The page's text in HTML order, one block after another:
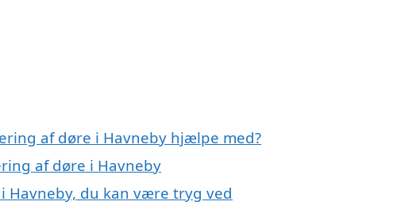
af døre i Havneby hjælpe med?
af døre i Havneby
Havneby, du kan være tryg ved